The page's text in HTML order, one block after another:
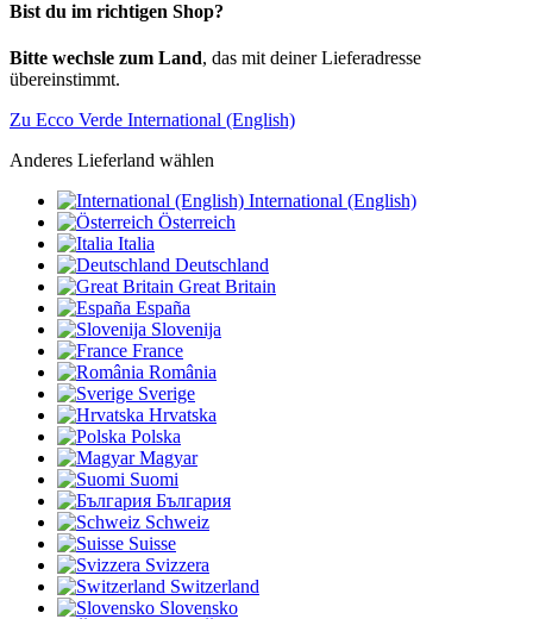
Bist du im richtigen Shop?
Bitte wechsle zum Land, das mit deiner Lieferadresse
übereinstimmt.
Zu Ecco Verde International (English)
Anderes Lieferland wählen
International (English)
Österreich
Italia
Deutschland
Great Britain
España
Slovenija
France
România
Sverige
Hrvatska
Polska
Magyar
Suomi
България
Schweiz
Suisse
Svizzera
Switzerland
Slovensko